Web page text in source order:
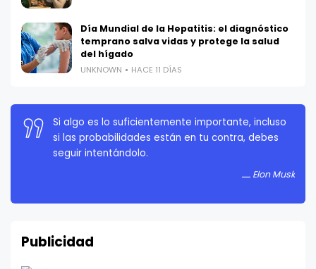
Día Mundial de la Hepatitis: el diagnóstico
temprano salva vidas y protege la salud
del hígado
UNKNOWN HACE 11 DÍAS
La persistencia es muy importante. No debes
rendirte a menos que estés obligado a rendirte.
Publicidad